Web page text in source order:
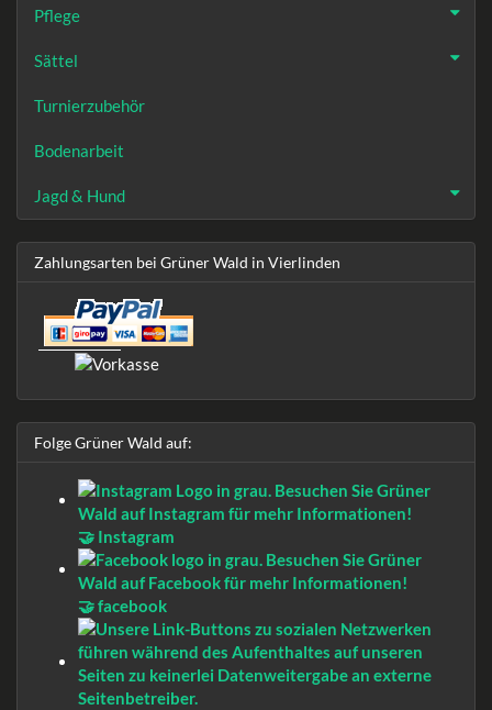
Pflege
Sättel
Turnierzubehör
Bodenarbeit
Jagd & Hund
Zahlungsarten bei Grüner Wald in Vierlinden
Folge Grüner Wald auf:
🤝 Instagram
🤝 facebook